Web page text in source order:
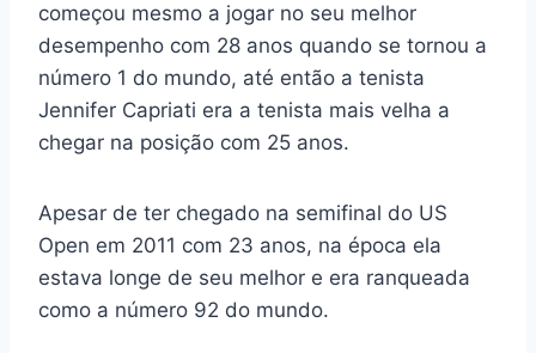
começou mesmo a jogar no seu melhor
desempenho com 28 anos quando se tornou a
número 1 do mundo, até então a tenista
Jennifer Capriati era a tenista mais velha a
chegar na posição com 25 anos.
Apesar de ter chegado na semifinal do US
Open em 2011 com 23 anos, na época ela
estava longe de seu melhor e era ranqueada
como a número 92 do mundo.